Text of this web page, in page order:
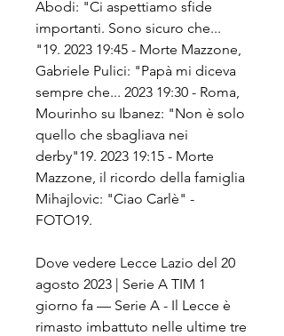
Abodi: "Ci aspettiamo sfide
importanti. Sono sicuro che...
"19. 2023 19:45 - Morte Mazzone,
Gabriele Pulici: "Papà mi diceva
sempre che... 2023 19:30 - Roma,
Mourinho su Ibanez: "Non è solo
quello che sbagliava nei
derby"19. 2023 19:15 - Morte
Mazzone, il ricordo della famiglia
Mihajlovic: "Ciao Carlè" -
FOTO19.
Dove vedere Lecce Lazio del 20
agosto 2023 | Serie A TIM 1
giorno fa — Serie A - Il Lecce è
rimasto imbattuto nelle ultime tre